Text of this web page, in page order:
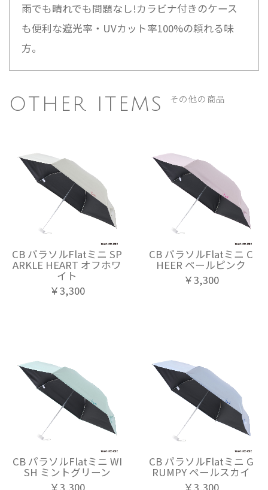
雨でも晴れでも問題なし!カラビナ付きのケース
も便利な遮光率・UVカット率100%の頼れる味
方。
OTHER ITEMS その他の商品
CB パラソルFlatミニ SP
ARKLE HEART オフホワ
イト
￥3,300
CB パラソルFlatミニ C
HEER ペールピンク
￥3,300
CB パラソルFlatミニ WI
SH ミントグリーン
￥3,300
CB パラソルFlatミニ G
RUMPY ペールスカイ
￥3,300